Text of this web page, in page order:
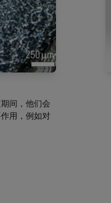
间，他们会
用，例如对